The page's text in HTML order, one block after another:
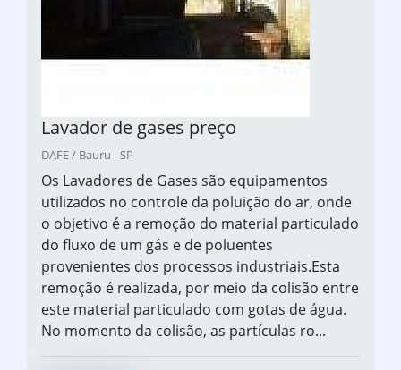
Lavador de gases preço
DAFE / Bauru - SP
Os Lavadores de Gases são equipamentos
utilizados no controle da poluição do ar, onde
o objetivo é a remoção do material particulado
do fluxo de um gás e de poluentes
provenientes dos processos industriais.Esta
remoção é realizada, por meio da colisão entre
este material particulado com gotas de água.
No momento da colisão, as partículas ro...